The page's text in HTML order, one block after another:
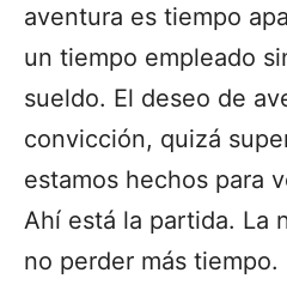
aventura es tiempo
un tiempo empleado
sueldo. El deseo de
convicción, quizá
estamos hechos para
Ahí está la partida. La
no perder más tiempo.